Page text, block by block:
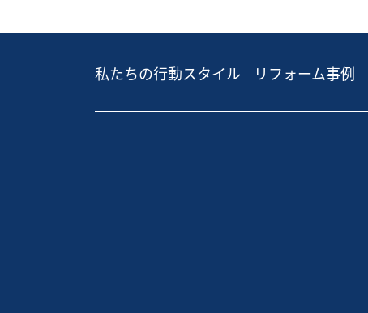
私たちの行動スタイル リフォーム事例